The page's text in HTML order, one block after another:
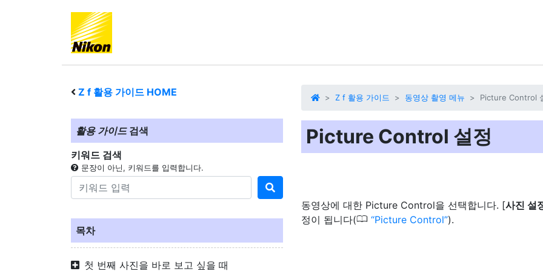
Z f 활용 가이드 HOME
활용 가이드검색
키워드 검색
문장이 아닌, 키워드를 입력합니다.
목차
첫 번째 사진을 바로 보고 싶을 때
Z f 활용 가이드 동영상 촬영 메뉴 Picture Control
Picture Control 설정
동영상에 대한 Picture Control을 선택합니다. [사진 설
정이 됩니다(0 Picture Control ).